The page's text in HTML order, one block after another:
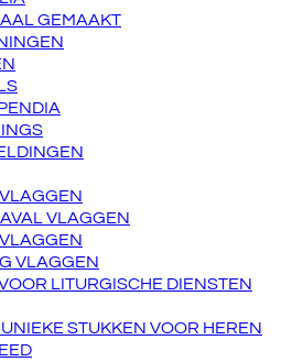
GEMAAKT
VLAGGEN
VLAGGEN
LITURGISCHE DIENSTEN
STUKKEN VOOR HEREN